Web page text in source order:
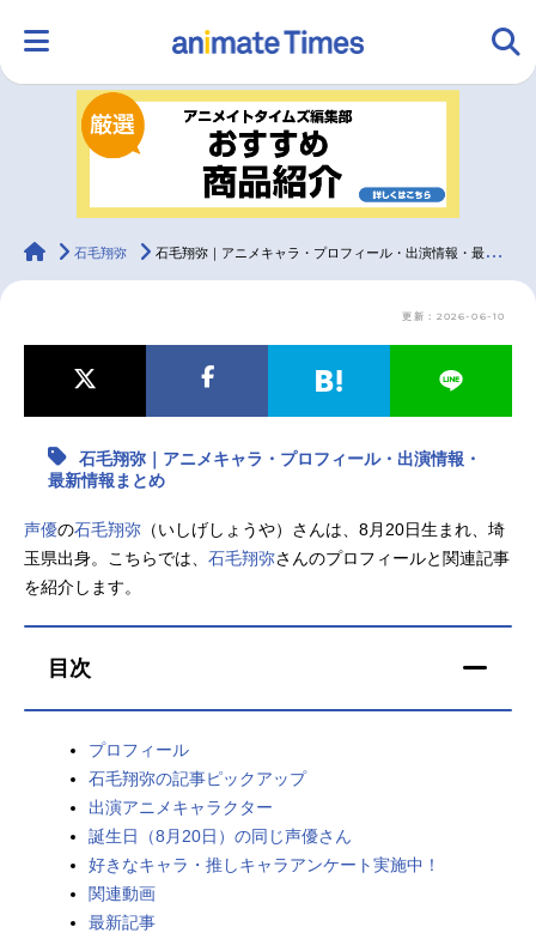
ランキング アニメ
ラジオ グッズ
最新記事一覧
アニメ記事一覧 声優記事一覧
アニメ映画一覧
今期アニメ曜日別一覧
春アニメ
男性声優/女性声優一覧
FOLLOW US
animateTimes
石毛翔弥 石毛翔弥｜アニメキャラ・プロフィール・出演情報・最新情報まとめ
更新：2026-06-10
石毛翔弥｜アニメキャラ・プロフィール・出演情報・
最新情報まとめ
声優の石毛翔弥 （いしげしょうや）さんは、8月20日生まれ、埼
玉県出身。こちらでは、 石毛翔弥さんのプロフィールと関連記事
を紹介します。
目次
プロフィール
石毛翔弥の記事ピックアップ
出演アニメキャラクター
誕生日（8月20日）の同じ声優さん
好きなキャラ・推しキャラアンケート実施中！
関連動画
最新記事